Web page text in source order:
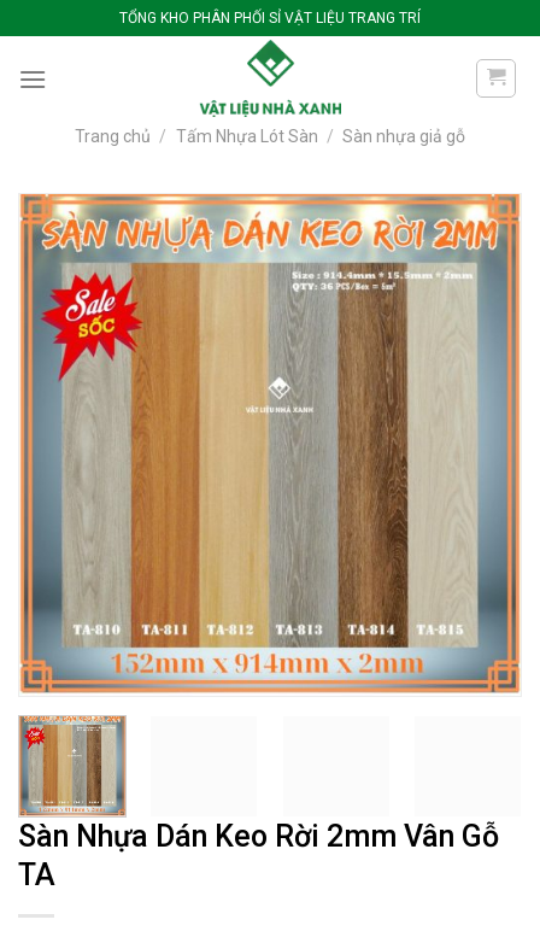
qua
nội
TỔNG KHO PHÂN PHỐI SỈ VẬT LIỆU TRANG TRÍ
Trang chủ / Tấm Nhựa Lót Sàn / Sàn nhựa giả gỗ
Sàn Nhựa Dán Keo Rời 2mm Vân Gỗ
TA